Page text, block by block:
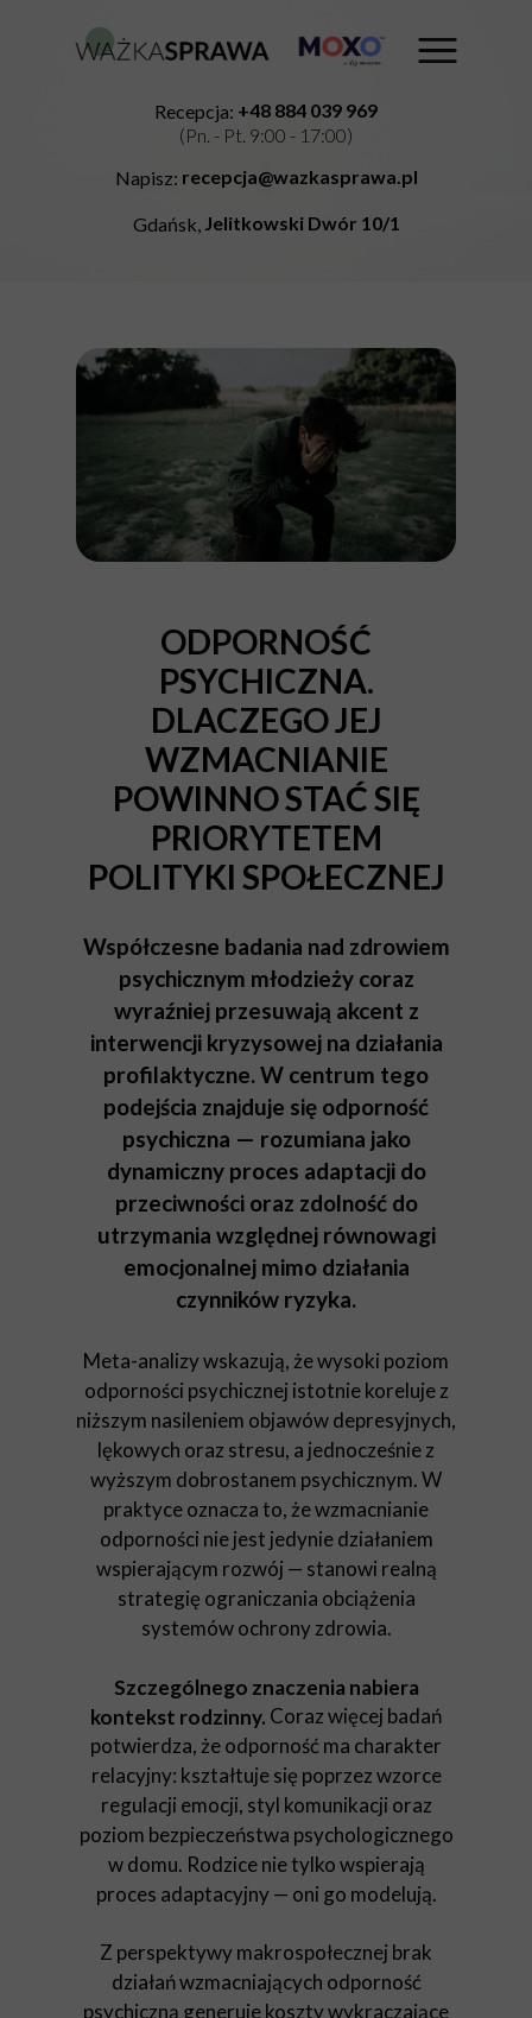
Gdańsk, Jelitkowski Dwór 10/1
Napisz: recepcja@wazkasprawa.pl
Recepcja: +48 884 039 969
(Pn. - Pt. 9:00 - 17:00)
ODPORNOŚĆ
PSYCHICZNA.
DLACZEGO JEJ
WZMACNIANIE
POWINNO STAĆ SIĘ
PRIORYTETEM
POLITYKI SPOŁECZNEJ
Współczesne badania nad zdrowiem
psychicznym młodzieży coraz
wyraźniej przesuwają akcent z
interwencji kryzysowej na działania
profilaktyczne. W centrum tego
podejścia znajduje się odporność
psychiczna — rozumiana jako
dynamiczny proces adaptacji do
przeciwności oraz zdolność do
utrzymania względnej równowagi
emocjonalnej mimo działania
czynników ryzyka.
Meta-analizy wskazują, że wysoki poziom
odporności psychicznej istotnie koreluje z
niższym nasileniem objawów depresyjnych,
lękowych oraz stresu, a jednocześnie z
wyższym dobrostanem psychicznym. W
praktyce oznacza to, że wzmacnianie
odporności nie jest jedynie działaniem
wspierającym rozwój — stanowi realną
strategię ograniczania obciążenia
systemów ochrony zdrowia.
Szczególnego znaczenia nabiera
kontekst rodzinny. Coraz więcej badań
potwierdza, że odporność ma charakter
relacyjny: kształtuje się poprzez wzorce
regulacji emocji, styl komunikacji oraz
poziom bezpieczeństwa psychologicznego
w domu. Rodzice nie tylko wspierają
proces adaptacyjny — oni go modelują.
Z perspektywy makrospołecznej brak
działań wzmacniających odporność
psychiczną generuje koszty wykraczające